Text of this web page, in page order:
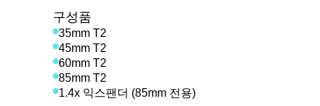
구성품
35mm T2
45mm T2
60mm T2
85mm T2
1.4x 익스팬더 (85mm 전용)